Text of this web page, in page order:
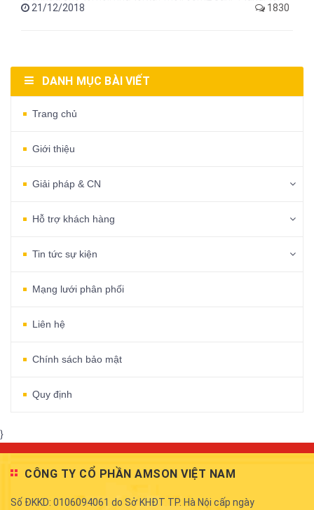
muốn sơn loại sơn tốt, thì chọn loại sơn nhà nào là phù hợp?
21/12/2018 1830
DANH MỤC BÀI VIẾT
Trang chủ
Giới thiệu
Giải pháp & CN
Hỗ trợ khách hàng
Tin tức sự kiện
Mạng lưới phân phối
Liên hệ
Chính sách bảo mật
Quy định
}
CÔNG TY CỔ PHẦN AMSON VIỆT NAM
Số ĐKKD: 0106094061 do Sở KHĐT TP. Hà Nội cấp ngày